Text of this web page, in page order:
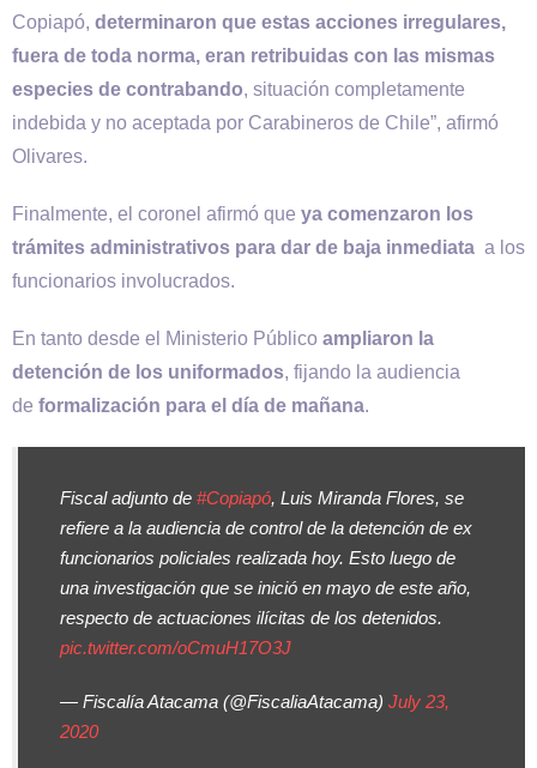
Copiapó, determinaron que estas acciones irregulares,
fuera de toda norma, eran retribuidas con las mismas
especies de contrabando, situación completamente
indebida y no aceptada por Carabineros de Chile”, afirmó
Olivares.
Finalmente, el coronel afirmó que ya comenzaron los
trámites administrativos para dar de baja inmediata a los
funcionarios involucrados.
En tanto desde el Ministerio Público ampliaron la
detención de los uniformados, fijando la audiencia
de formalización para el día de mañana.
Fiscal adjunto de #Copiapó, Luis Miranda Flores, se
refiere a la audiencia de control de la detención de ex
funcionarios policiales realizada hoy. Esto luego de
una investigación que se inició en mayo de este año,
respecto de actuaciones ilícitas de los detenidos.
pic.twitter.com/oCmuH17O3J
— Fiscalía Atacama (@FiscaliaAtacama) July 23,
2020